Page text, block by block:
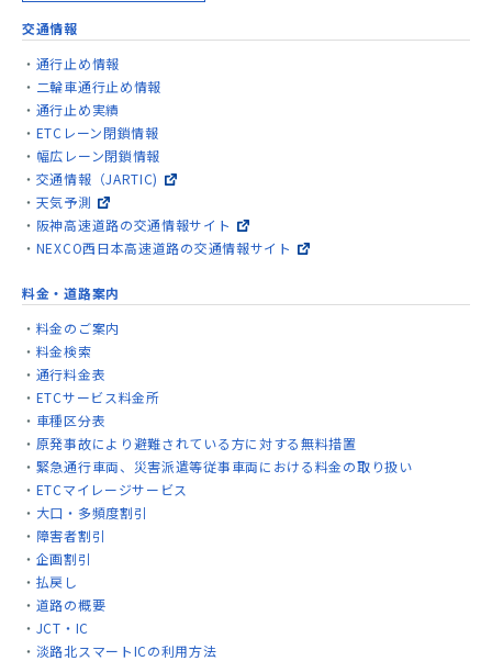
交通情報
通行止め情報
二輪車通行止め情報
通行止め実績
ETCレーン閉鎖情報
幅広レーン閉鎖情報
交通情報（JARTIC)
天気予測
阪神高速道路の交通情報サイト
NEXCO西日本高速道路の交通情報サイト
料金・道路案内
料金のご案内
料金検索
通行料金表
ETCサービス料金所
車種区分表
原発事故により避難されている方に対する無料措置
緊急通行車両、災害派遣等従事車両における料金の取り扱い
ETCマイレージサービス
大口・多頻度割引
障害者割引
企画割引
払戻し
道路の概要
JCT・IC
淡路北スマートICの利用方法